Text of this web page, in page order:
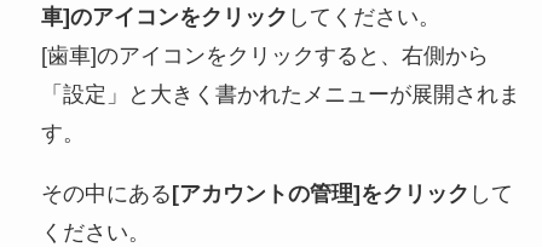
車]のアイコンをクリック してください。
[歯車]のアイコンをクリックすると、右側から
「設定」と大きく書かれたメニューが展開されま
す。
その中にある [アカウントの管理]をクリック して
ください。